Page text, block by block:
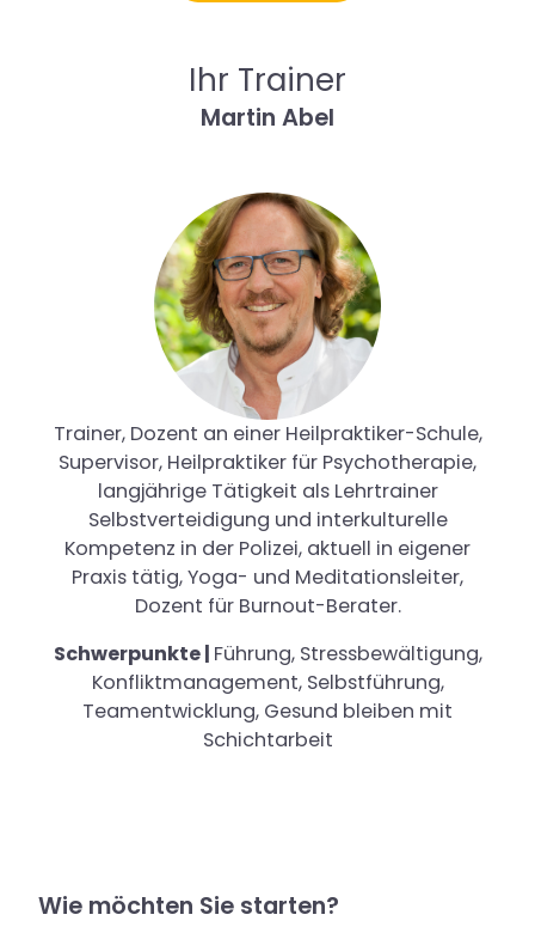
Ihr Trainer
Martin Abel
Trainer, Dozent an einer Heilpraktiker-Schule,
Supervisor, Heilpraktiker für Psychotherapie,
langjährige Tätigkeit als Lehrtrainer
Selbstverteidigung und interkulturelle
Kompetenz in der Polizei, aktuell in eigener
Praxis tätig, Yoga- und Meditationsleiter,
Dozent für Burnout-Berater.
Schwerpunkte | Führung, Stressbewältigung,
Konfliktmanagement, Selbstführung,
Teamentwicklung, Gesund bleiben mit
Schichtarbeit
Wie möchten Sie starten?